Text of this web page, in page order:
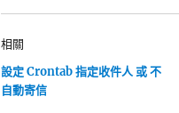
相關
設定 Crontab 指定收件人 或 不
自動寄信